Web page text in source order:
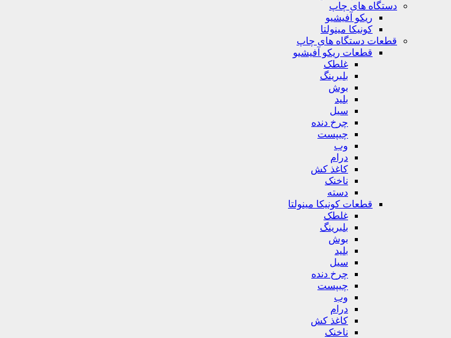
دستگاه های چاپ
ریکو آفیشیو
کونیکا مینولتا
قطعات دستگاه های چاپ
قطعات ریکو آفیشیو
غلطک
بلبرینگ
بوش
بلید
سیل
چرخ دنده
چیپست
وب
درام
کاغذ کش
ناخنک
دسته
قطعات کونیکا مینولتا
غلطک
بلبرینگ
بوش
بلید
سیل
چرخ دنده
چیپست
وب
درام
کاغذ کش
ناخنک